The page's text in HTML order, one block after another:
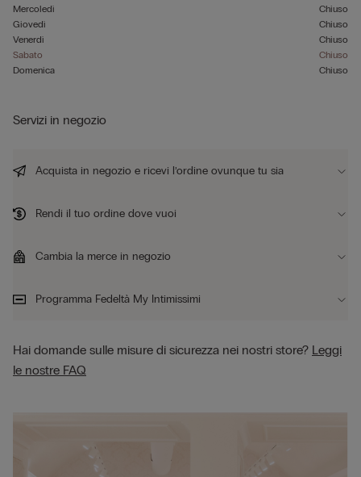
Mercoledì
Chiuso
Giovedì
Chiuso
Venerdì
Chiuso
Sabato
Chiuso
Domenica
Chiuso
Servizi in negozio
Acquista in negozio e ricevi l’ordine ovunque tu sia
Rendi il tuo ordine dove vuoi
Cambia la merce in negozio
Programma Fedeltà My Intimissimi
Hai domande sulle misure di sicurezza nei nostri store? Leggi
le nostre FAQ